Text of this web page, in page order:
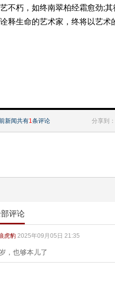
不朽，如终南翠柏经霜愈劲;
释生命的艺术家，终将以艺术
新闻共有1条评论 分享到：
评论
虎豹 2025年09月05日 21:35
，也够本儿了